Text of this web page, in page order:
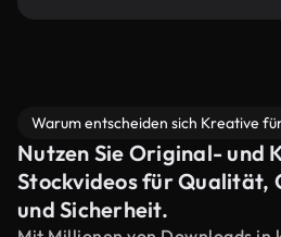
Warum entscheiden sich Kreative
Nutzen Sie Original- und
Stockvideos für Qualität,
und Sicherheit.